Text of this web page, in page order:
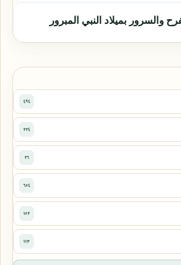
والسرور بميلاد النبي المبرور